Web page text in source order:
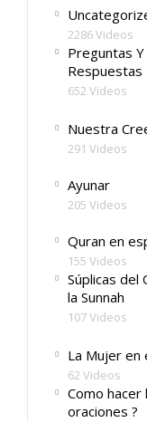
2286 Videos
Preguntas Y
Respuestas
652 Videos
Nuestra
291 Videos
Ayunar
205 Videos
Quran en
155 Videos
Súplicas del
la Sunnah
107 Videos
La Mujer en
62 Videos
Como hacer
oraciones ?